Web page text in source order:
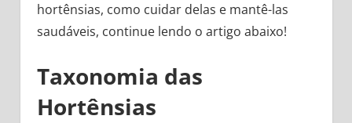
hortênsias, como cuidar delas e mantê-las
saudáveis, continue lendo o artigo abaixo!
Taxonomia das
Hortênsias